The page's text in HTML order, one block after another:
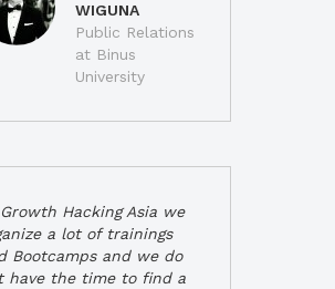
WIGUNA
Public Relations
at Binus
University
Hacking Asia we
a lot of trainings
Bootcamps and we do
have the time to find a